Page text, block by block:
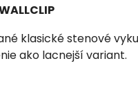
klasické stenové
ako lacnejší variant.